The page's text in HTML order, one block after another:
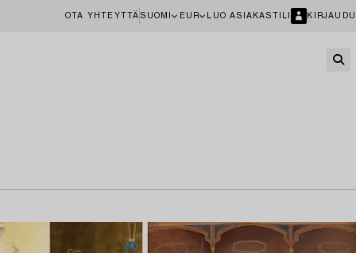
OTA YHTEYTTÄ SUOMI EUR LUO ASIAKASTILI KIRJAUDU